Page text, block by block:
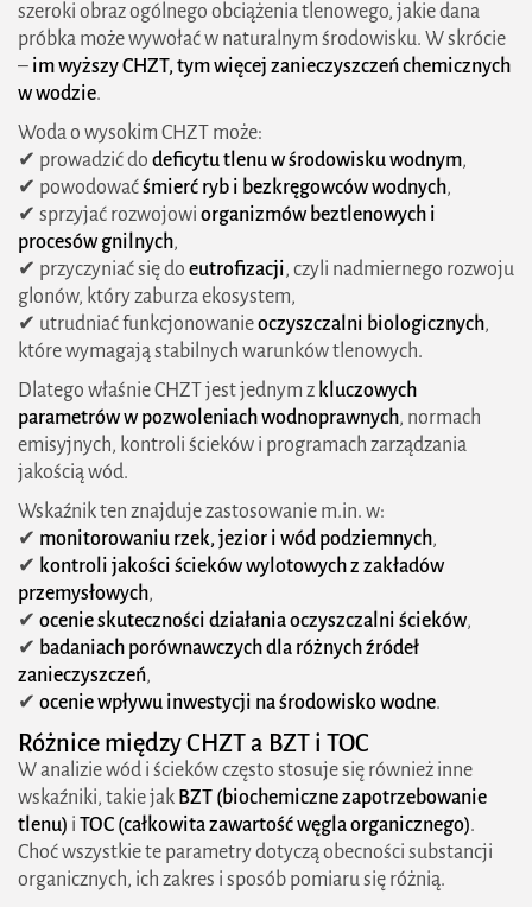
szeroki obraz ogólnego obciążenia tlenowego, jakie dana
próbka może wywołać w naturalnym środowisku. W skrócie
– im wyższy CHZT, tym więcej zanieczyszczeń chemicznych
w wodzie.
Woda o wysokim CHZT może:
✔ prowadzić do deficytu tlenu w środowisku wodnym,
✔ powodowaćśmierć ryb i bezkręgowców wodnych,
✔ sprzyjać rozwojowi organizmów beztlenowych i
procesów gnilnych,
✔ przyczyniać się do eutrofizacji, czyli nadmiernego rozwoju
glonów, który zaburza ekosystem,
✔ utrudniać funkcjonowanieoczyszczalni biologicznych,
które wymagają stabilnych warunków tlenowych.
Dlatego właśnie CHZT jest jednym z kluczowych
parametrów w pozwoleniach wodnoprawnych, normach
emisyjnych, kontroli ścieków i programach zarządzania
jakością wód.
Wskaźnik ten znajduje zastosowanie m.in. w:
✔ monitorowaniu rzek, jezior i wód podziemnych,
✔ kontroli jakości ścieków wylotowych z zakładów
przemysłowych,
✔ ocenie skuteczności działania oczyszczalni ścieków,
✔ badaniach porównawczych dla różnych źródeł
zanieczyszczeń,
✔ ocenie wpływu inwestycji na środowisko wodne.
Różnice między CHZT a BZT i TOC
W analizie wód i ścieków często stosuje się również inne
wskaźniki, takie jak BZT (biochemiczne zapotrzebowanie
tlenu) i TOC (całkowita zawartość węgla organicznego).
Choć wszystkie te parametry dotyczą obecności substancji
organicznych, ich zakres i sposób pomiaru się różnią.
ściekach?
Dlaczego wysokie CHZT jest problemem
Jak można obniżyć CHZT w ściekach?